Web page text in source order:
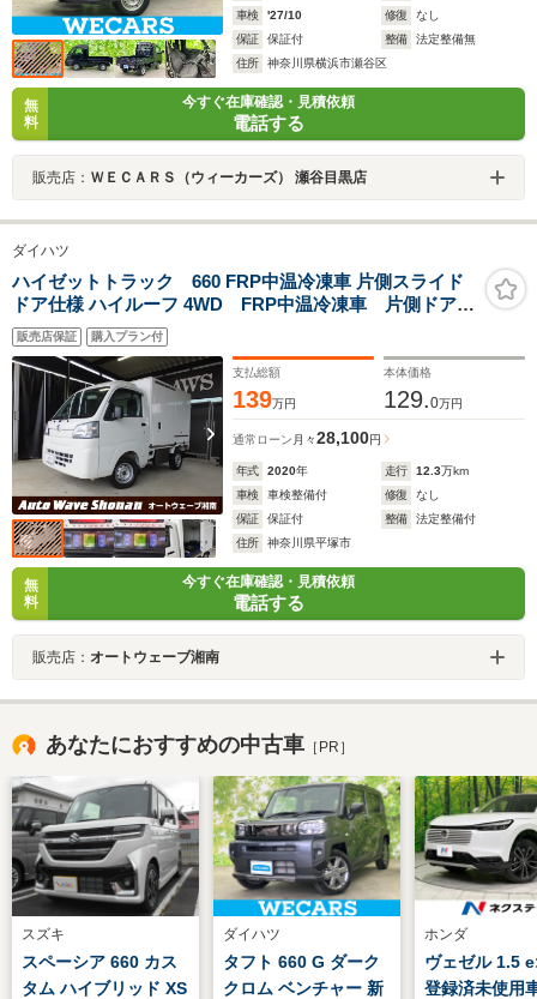
車検
'27/10 修復
なし
保証
保証付 整備
法定整備無
住所
神奈川県横浜市瀬谷区
無
料
今すぐ在庫確認・見積依頼
電話する
販売店： ＷＥＣＡＲＳ（ウィーカーズ） 瀬谷目黒店
ダイハツ
ハイゼットトラック 660 FRP中温冷凍車 片側スライド
ドア仕様 ハイルーフ 4WD FRP中温冷凍車 片側ドア
HR 4WD デンソー製 -7℃ 35℃ 4WD リースアッ
プ車 エアコン オートマ パワーステアリング
ETC 片側ドア 禁煙車 冷蔵冷凍車 保冷車
販売店保証 購入プラン付
支払総額
139万円
本体価格
129.0万円
通常ローン 月々28,100円
年式 2020年 走行 12.3万km
車検
車検整備付 修復
なし
保証
保証付 整備
法定整備付
住所
神奈川県平塚市
無
料
今すぐ在庫確認・見積依頼
電話する
販売店： オートウェーブ湘南
あなたにおすすめの中古車 ［PR］
スズキ
スペーシア 660 カス
タム ハイブリッド XS
ダイハツ
タフト 660 G ダーク
クロム ベンチャー 新
ホンダ
ヴェゼル 1.5
登録済未使用